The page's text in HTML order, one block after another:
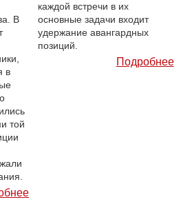
В
в
той
каждой встречи в их
основные задачи входит
удержание авангардных
позиций.
Подробнее